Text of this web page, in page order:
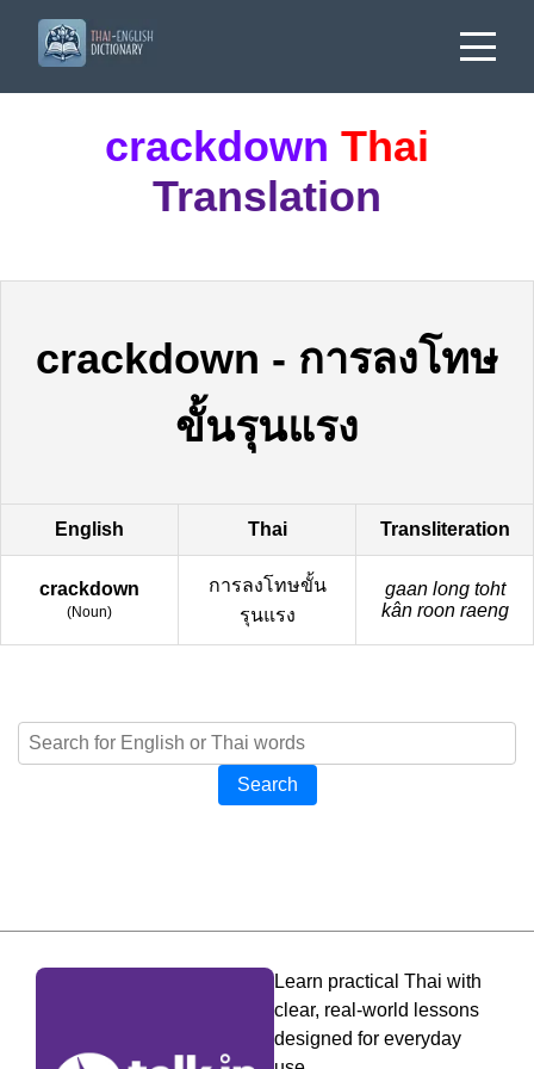
crackdown Thai
Translation
crackdown - การลงโทษ
ขั้นรุนแรง
English Thai Transliteration
crackdown
(Noun)
การลงโทษขั้น
รุนแรง
gaan long toht
kân roon raeng
Search
Learn practical Thai with
clear, real-world lessons
designed for everyday